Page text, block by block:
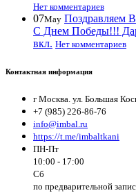
Нет комментариев
07May Поздравляем
С Днем Победы!!!
вкл. Нет комментариев
Контактная информация
г Москва. ул. Большая
+7 (985) 226-86-76
info@imbal.ru
https://t.me/imbaltkani
ПН-Пт
10:00 - 17:00
Сб
по предварительной